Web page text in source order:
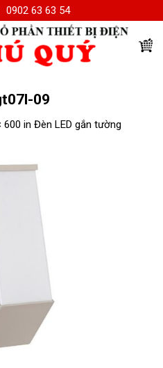
0902 63 63 54
09
600 in Đèn LED gắn tường